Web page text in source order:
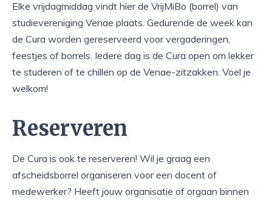
Elke vrijdagmiddag vindt hier de VrijMiBo (borrel) van
studievereniging Venae plaats. Gedurende de week kan
de Cura worden gereserveerd voor vergaderingen,
feestjes of borrels. Iedere dag is de Cura open om lekker
te studeren of te chillen op de Venae-zitzakken. Voel je
welkom!
Reserveren
De Cura is ook te reserveren! Wil je graag een
afscheidsborrel organiseren voor een docent of
medewerker? Heeft jouw organisatie of orgaan binnen